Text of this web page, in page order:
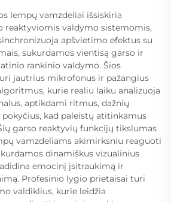
lempų vamzdeliai išsiskiria
reaktyviomis valdymo sistemomis,
apšvietimo efektus su
sukurdamos vientisą garso ir
rankinio valdymo. Šios
jautrius mikrofonus ir pažangius
kurie realiu laiku analizuoja
aptikdami ritmus, dažnių
kad paleistų atitinkamus
garso reaktyvių funkcijų tikslumas
vamzdeliams akimirksniu reaguoti
dinamiškus vizualinius
emocinį įsitraukimą ir
Profesinio lygio prietaisai turi
valdiklius, kurie leidžia